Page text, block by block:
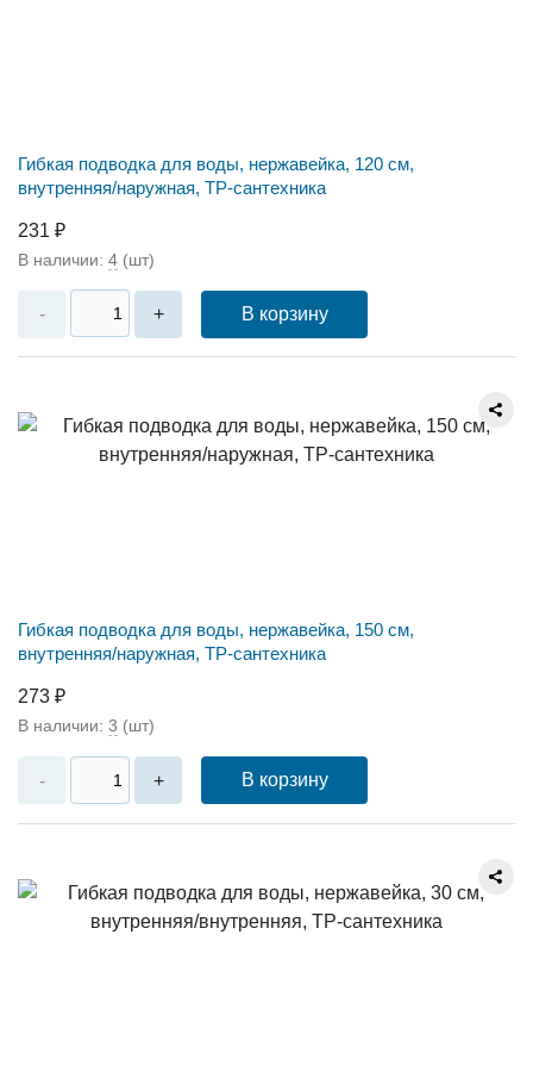
Гибкая подводка для воды, нержавейка, 120 см,
внутренняя/наружная, ТР-сантехника
231 ₽
В наличии: 4 (шт)
- + В корзину
Гибкая подводка для воды, нержавейка, 150 см,
внутренняя/наружная, ТР-сантехника
273 ₽
В наличии: 3 (шт)
- + В корзину